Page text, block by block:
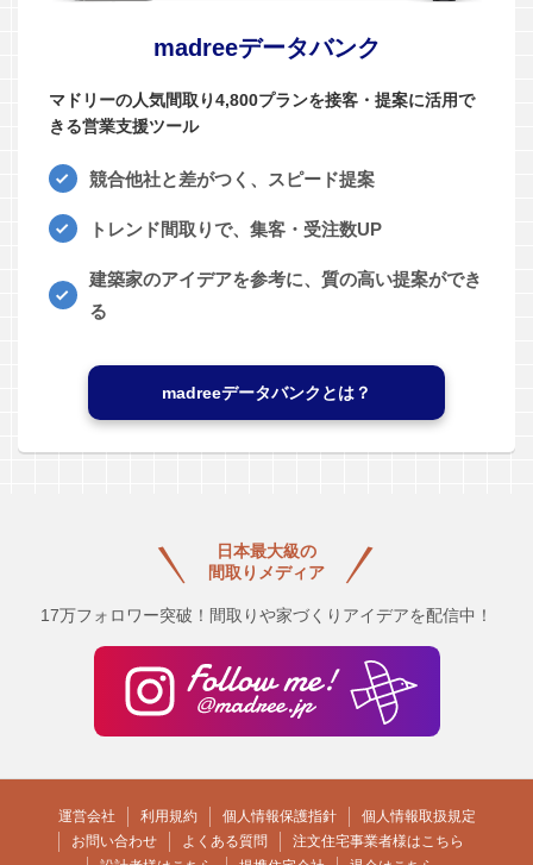
madreeデータバンク
マドリーの人気間取り4,800プランを接客・提案に活用で
きる営業支援ツール
競合他社と差がつく、スピード提案
トレンド間取りで、集客・受注数UP
建築家のアイデアを参考に、質の高い提案ができ
る
madreeデータバンクとは？
日本最大級の
間取りメディア
17万フォロワー突破！間取りや家づくりアイデアを配信中！
運営会社 利用規約 個人情報保護指針
個人情報取扱規定
お問い合わせ
よくある質問
注文住宅事業者様はこちら